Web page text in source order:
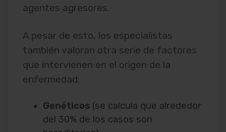
agentes agresores.
A pesar de esto, los especialistas
también valoran otra serie de factores
que intervienen en el origen de la
enfermedad:
Genéticos (se calcula que alrededor
del 30% de los casos son